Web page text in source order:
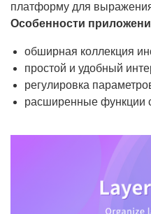
платформу для
Особенности
обширная коллекция
простой и удобный
регулировка
расширенные функции